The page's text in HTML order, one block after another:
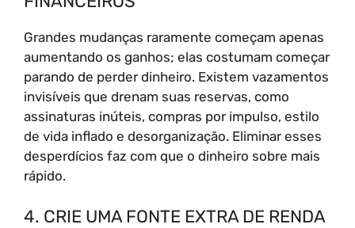
Grandes mudanças raramente começam apenas
aumentando os ganhos; elas costumam começar
parando de perder dinheiro. Existem vazamentos
invisíveis que drenam suas reservas, como
assinaturas inúteis, compras por impulso, estilo
de vida inflado e desorganização. Eliminar esses
desperdícios faz com que o dinheiro sobre mais
rápido.
4. CRIE UMA FONTE EXTRA DE RENDA